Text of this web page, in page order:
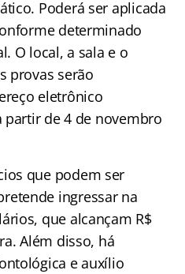
Poderá ser aplicada
determinado
O local, a sala e o
provas serão
eletrônico
partir de 4 de novembro
que podem ser
ingressar na
que alcançam R$
Além disso, há
e auxílio